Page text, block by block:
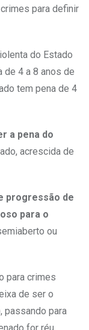
para definir
do Estado
de 4 a 8 anos de
tem pena de 4
a pena do
acrescida de
progressão de
para o
ou
para crimes
de ser o
passando para